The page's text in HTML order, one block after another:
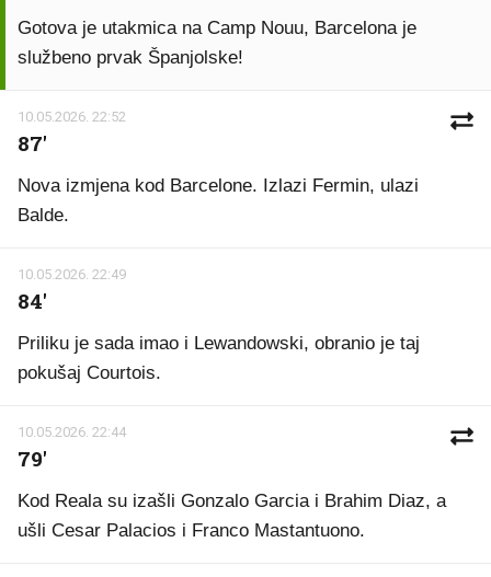
Gotova je utakmica na Camp Nouu, Barcelona je
službeno prvak Španjolske!
10.05.2026. 22:52
87'
Nova izmjena kod Barcelone. Izlazi Fermin, ulazi
Balde.
10.05.2026. 22:49
84'
Priliku je sada imao i Lewandowski, obranio je taj
pokušaj Courtois.
10.05.2026. 22:44
79'
Kod Reala su izašli Gonzalo Garcia i Brahim Diaz, a
ušli Cesar Palacios i Franco Mastantuono.